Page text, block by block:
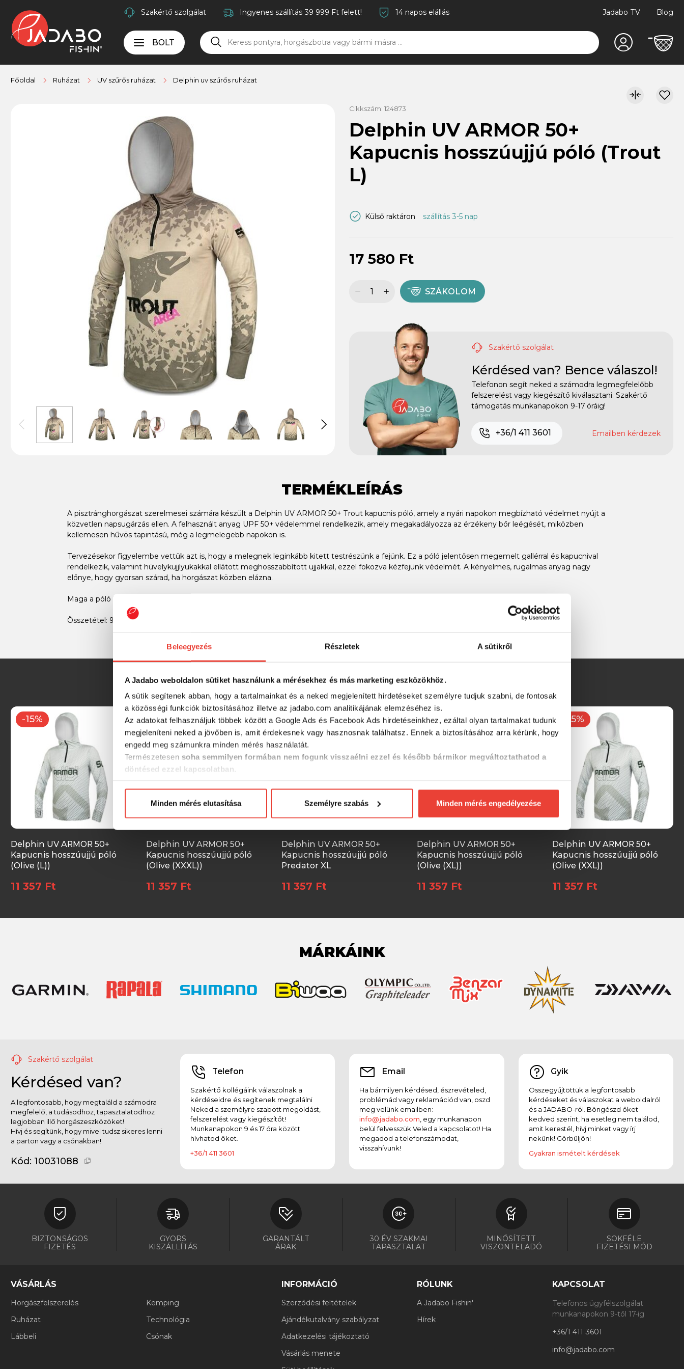
Beleegyezés Részletek A sütikről
A Jadabo weboldalon sütiket használunk a mérésekhez és más marketing eszközökhöz.
A sütik segítenek abban, hogy a tartalmainkat és a neked megjelenített hirdetéseket személyre tudjuk szabni, de fontosak
a közösségi funkciók biztosításához illetve az jadabo.com analitikájának elemzéséhez is.
Az adatokat felhasználjuk többek között a Google Ads és Facebook Ads hirdetéseinkhez, ezáltal olyan tartalmakat tudunk
megjeleníteni neked a jövőben is, amit érdekesnek vagy hasznosnak találhatsz. Ennek a biztosításához arra kérünk, hogy
engedd meg számunkra minden mérés használatát.
Természetesen soha semmilyen formában nem fogunk visszaélni ezzel és később bármikor megváltoztathatod a
döntésed ezzel kapcsolatban.
Előre is köszönjük!
Minden mérés elutasítása Személyre szabás Minden mérés engedélyezése
Szakértő szolgálat Ingyenes szállítás 39 999 Ft felett! 14 napos elállás Jadabo TV Blog
BOLT
Főoldal Ruházat UV szűrős ruházat Delphin uv szűrős ruházat
Cikkszám: 124873
Delphin UV ARMOR 50+
Kapucnis hosszúujjú póló (Trout
L)
Külső raktáron szállítás 3-5 nap
17 580 Ft
SZÁKOLOM
Szakértő szolgálat
Kérdésed van? Bence válaszol!
Telefonon segít neked a számodra legmegfelelőbb
felszerelést vagy kiegészítő kiválasztani. Szakértő
támogatás munkanapokon 9-17 óráig!
+36/1 411 3601 Emailben kérdezek
TERMÉKLEÍRÁS
A pisztránghorgászat szerelmesei számára készült a Delphin UV ARMOR 50+ Trout kapucnis póló, amely a nyári napokon megbízható védelmet nyújt a
közvetlen napsugárzás ellen. A felhasznált anyag UPF 50+ védelemmel rendelkezik, amely megakadályozza az érzékeny bőr leégését, miközben
kellemesen hűvös tapintású, még a legmelegebb napokon is.
Tervezésekor figyelembe vettük azt is, hogy a melegnek leginkább kitett testrészünk a fejünk. Ez a póló jelentősen megemelt gallérral és kapucnival
rendelkezik, valamint hüvelykujjlyukakkal ellátott meghosszabbított ujjakkal, ezzel fokozva kézfejünk védelmét. A kényelmes, rugalmas anyag nagy
előnye, hogy gyorsan szárad, ha horgászat közben elázna.
Maga a póló kiváló minőségű, csakúgy, mint a rajta alkalmazott nyomott design. Széles méretválasztékban kínáljuk S-től XXXL-ig.
Összetétel: 90% poliészter, 10% elasztán
SZINTÉN KIVÁLÓAK
-15%
Delphin UV ARMOR 50+
Kapucnis hosszúujjú póló
(Olive (L))
11 357 Ft
-15%
Delphin UV ARMOR 50+
Kapucnis hosszúujjú póló
(Olive (XXXL))
11 357 Ft
-15%
Delphin UV ARMOR 50+
Kapucnis hosszúujjú póló
Predator XL
11 357 Ft
-15%
Delphin UV ARMOR 50+
Kapucnis hosszúujjú póló
(Olive (XL))
11 357 Ft
-15%
Delphin UV ARMOR 50+
Kapucnis hosszúujjú póló
(Olive (XXL))
11 357 Ft
MÁRKÁINK
Szakértő szolgálat
Kérdésed van?
A legfontosabb, hogy megtaláld a számodra
megfelelő, a tudásodhoz, tapasztalatodhoz
legjobban illő horgászeszközöket!
Hívj és segítünk, hogy mivel tudsz sikeres lenni
a parton vagy a csónakban!
Kód: 10031088
Telefon
Szakértő kollégáink válaszolnak a
kérdéseidre és segítenek megtalálni
Neked a személyre szabott megoldást,
felszerelést vagy kiegészítőt!
Munkanapokon 9 és 17 óra között
hívhatod őket.
+36/1 411 3601
Email
Ha bármilyen kérdésed, észrevételed,
problémád vagy reklamációd van, oszd
meg velünk emailben:
info@jadabo.com , egy munkanapon
belül felvesszük Veled a kapcsolatot! Ha
megadod a telefonszámodat,
visszahívunk!
Gyik
Összegyűjtöttük a legfontosabb
kérdéseket és válaszokat a weboldalról
és a JADABO-ról. Böngészd őket
kedved szerint, ha esetleg nem találod,
amit kerestél, hívj minket vagy írj
nekünk! Görbüljön!
Gyakran ismételt kérdések
BIZTONSÁGOS
FIZETÉS
GYORS
KISZÁLLÍTÁS
GARANTÁLT
ÁRAK
30 ÉV SZAKMAI
TAPASZTALAT
MINŐSÍTETT
VISZONTELADÓ
SOKFÉLE
FIZETÉSI MÓD
VÁSÁRLÁS
Horgászfelszerelés
Ruházat
Lábbeli
Kemping
Technológia
Csónak
INFORMÁCIÓ
Szerződési feltételek
Ajándékutalvány szabályzat
Adatkezelési tájékoztató
Vásárlás menete
RÓLUNK
A Jadabo Fishin'
Hírek
KAPCSOLAT
Telefonos ügyfélszolgálat
munkanapokon 9-től 17-ig
+36/1 411 3601
info@jadabo.com